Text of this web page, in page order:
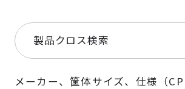
製品クロス検索
メーカー、筐体サイズ、仕様（